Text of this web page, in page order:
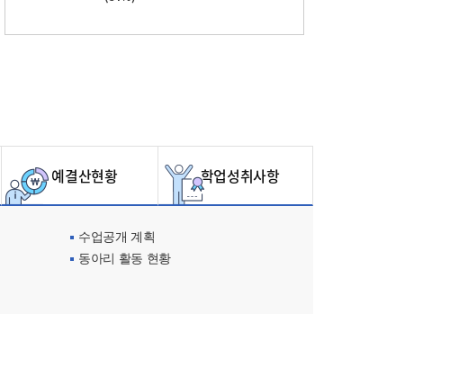
예결산현황 학업성취사항
수업공개 계획
동아리 활동 현황